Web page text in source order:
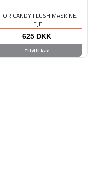
CANDY FLUSH MASKINE,
LEJE.
625 DKK
Tilføj til kurv